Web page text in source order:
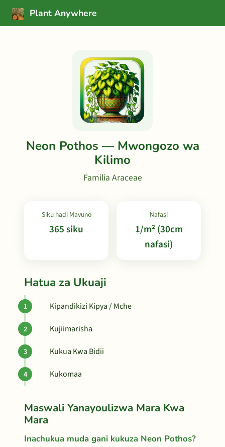
Plant Anywhere
Neon Pothos — Mwongozo wa
Kilimo
Familia Araceae
Siku hadi Mavuno
365 siku
Nafasi
1/m² (30cm
nafasi)
Hatua za Ukuaji
Kipandikizi Kipya / Mche
Kujiimarisha
Kukua Kwa Bidii
Kukomaa
Maswali Yanayoulizwa Mara Kwa
Mara
Inachukua muda gani kukuza Neon Pothos?